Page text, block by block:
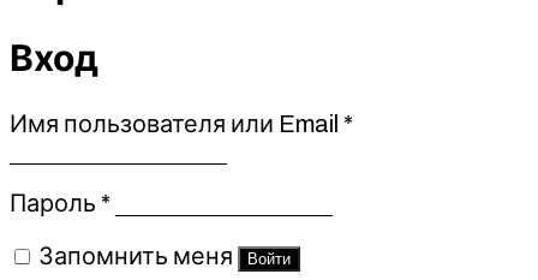
Вход
Имя пользователя или Email *Обязательно
Пароль *Обязательно
Запомнить меня Войти